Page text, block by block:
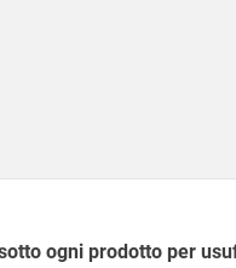
ogni prodotto per